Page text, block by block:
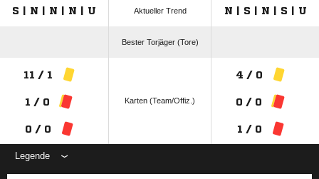
S | N | N | N | U Aktueller Trend N | S | N | S | U
Bester Torjäger (Tore)
11 / 1
1 / 0
0 / 0
Karten (Team/Offiz.)
4 / 0
0 / 0
1 / 0
Legende
ANZEIGE